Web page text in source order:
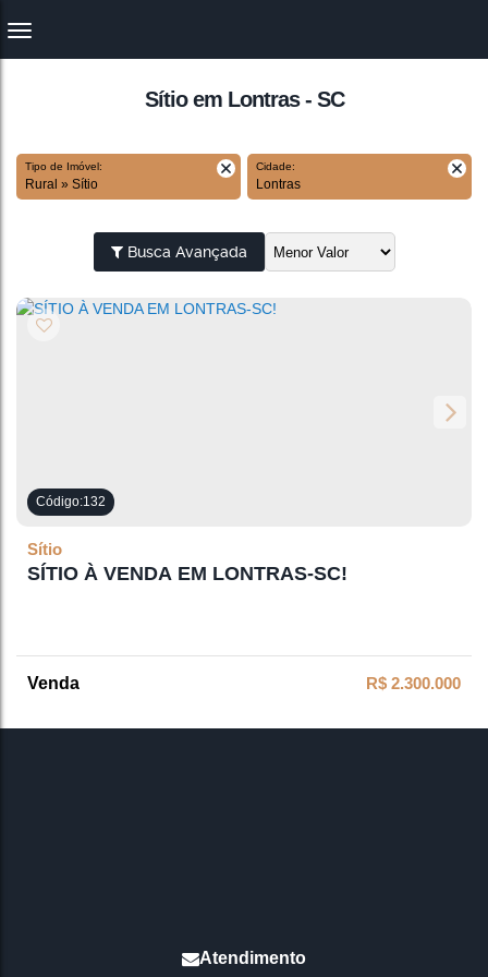
Sítio em Lontras - SC
Tipo de Imóvel:
Rural » Sítio
Cidade:
Lontras
Busca Avançada
132
SÍTIO À VENDA EM LONTRAS-SC!
Sítio
R$ 2.300.000